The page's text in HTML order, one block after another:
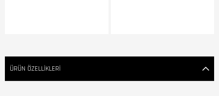
ÜRÜN ÖZELLIKLERI